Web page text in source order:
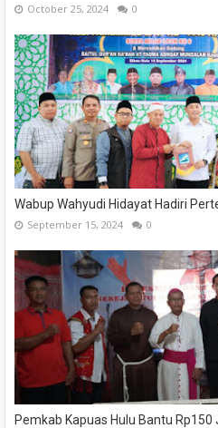
October 25, 2024 0
Wabup Wahyudi Hidayat Hadiri
September 15, 2024 0
Pemkab Kapuas Hulu Bantu